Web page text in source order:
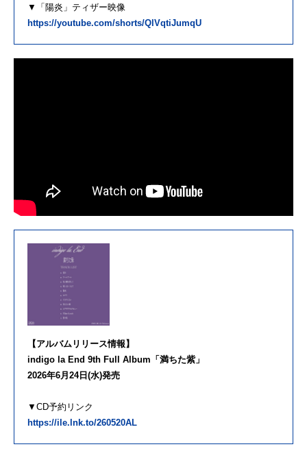
▼「陽炎」ティザー映像
https://youtube.com/shorts/QlVqtiJumqU
【アルバムリリース情報】
indigo la End 9th Full Album「満ちた紫」
2026年6月24日(水)発売
▼CD予約リンク
https://ile.lnk.to/260520AL